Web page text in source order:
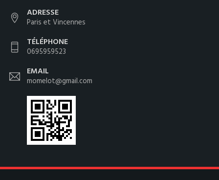
ADRESSE
Paris et Vincennes
TÉLÉPHONE
0695959523
EMAIL
momelot@gmail.com